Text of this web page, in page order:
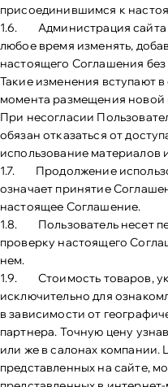
присоединившимся к
1.6. Администрация сайта
любое время изменять,
настоящего Соглашения
Такие изменения вступают
момента размещения новой
При несогласии
обязан отказаться от
использование материалов
1.7. Продолжение
означает принятие
настоящее Соглашение.
1.8. Пользователь несет
проверку настоящего
нем.
1.9. Стоимость товаров,
исключительно для
в зависимости от
партнера. Точную цену
или же в салонах
представленных на сайте,